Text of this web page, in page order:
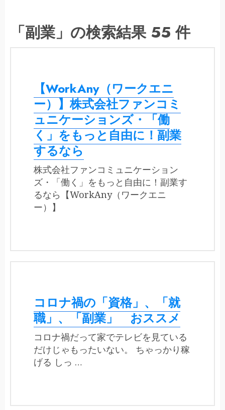
「副業」の検索結果 55 件
【WorkAny（ワークエニ
ー）】株式会社ファンコミ
ュニケーションズ・「働
く」をもっと自由に！副業
するなら
株式会社ファンコミュニケーション
ズ・「働く」をもっと自由に！副業す
るなら【WorkAny（ワークエニ
ー）】
コロナ禍の「資格」、「就
職」、「副業」 おススメ
コロナ禍だって家でテレビを見ている
だけじゃもったいない。 ちゃっかり稼
げる しっ …